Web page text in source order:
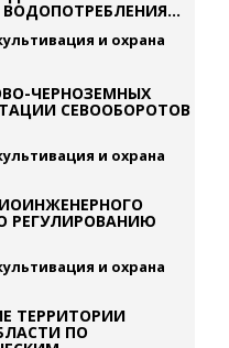
и охрана
ЧЕРНОЗЕМНЫХ
СЕВООБОРОТОВ
и охрана
РЕГУЛИРОВАНИЮ
и охрана
ТЕРРИТОРИИ
ПО